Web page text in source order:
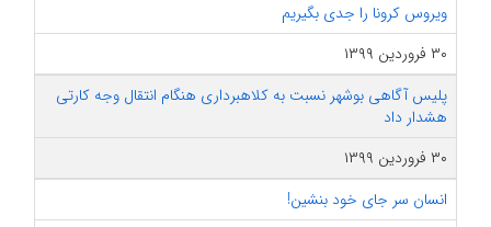
ویروس کرونا را جدی بگیریم
۳۰ فروردین ۱۳۹۹
پلیس آگاهی بوشهر نسبت به کلاهبرداری هنگام انتقال وجه کارتی
هشدار داد
۳۰ فروردین ۱۳۹۹
انسان سر جای خود بنشین!